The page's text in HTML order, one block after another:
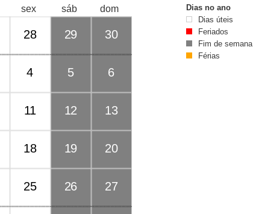
sex sáb dom
28 29 30
4 5 6
11 12 13
18 19 20
25 26 27
Dias no ano
Dias úteis
Feriados
Fim de semana
Férias